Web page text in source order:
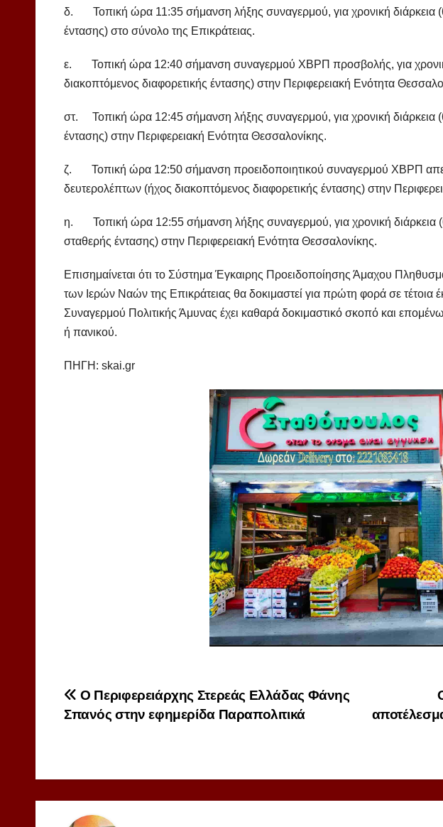
δ. Τοπική ώρα 11:35 σήμανση λήξης συναγερμού, για χρονική διάρκεια
έντασης) στο σύνολο της Επικράτειας.
ε. Τοπική ώρα 12:40 σήμανση συναγερμού ΧΒΡΠ προσβολής, για
διακοπτόμενος διαφορετικής έντασης) στην Περιφερειακή Ενότητα
στ. Τοπική ώρα 12:45 σήμανση λήξης συναγερμού, για χρονική διάρκεια
έντασης) στην Περιφερειακή Ενότητα Θεσσαλονίκης.
ζ. Τοπική ώρα 12:50 σήμανση προειδοποιητικού συναγερμού ΧΒΡΠ
δευτερολέπτων (ήχος διακοπτόμενος διαφορετικής έντασης) στην
η. Τοπική ώρα 12:55 σήμανση λήξης συναγερμού, για χρονική διάρκεια
σταθερής έντασης) στην Περιφερειακή Ενότητα Θεσσαλονίκης.
Επισημαίνεται ότι το Σύστημα Έγκαιρης Προειδοποίησης Άμαχου
των Ιερών Ναών της Επικράτειας θα δοκιμαστεί για πρώτη φορά σε
Συναγερμού Πολιτικής Άμυνας έχει καθαρά δοκιμαστικό σκοπό και
ή πανικού.
ΠΗΓΗ: skai.gr
Πλοήγηση
άρθρων
Ο Περιφερειάρχης Στερεάς Ελλάδας Φάνης
Σπανός στην εφημερίδα Παραπολιτικά